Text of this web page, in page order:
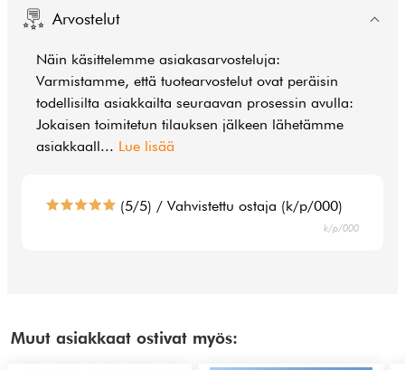
Arvostelut
Näin käsittelemme asiakasarvosteluja:
Varmistamme, että tuotearvostelut ovat peräisin
todellisilta asiakkailta seuraavan prosessin avulla:
Jokaisen toimitetun tilauksen jälkeen lähetämme
asiakkaall... Lue lisää
(5/5) / Vahvistettu ostaja (k/p/000)
k/p/000
Muut asiakkaat ostivat myös: